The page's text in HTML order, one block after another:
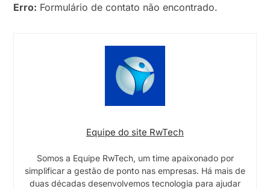
Erro: Formulário de contato não encontrado.
Equipe do site RwTech
Somos a Equipe RwTech, um time apaixonado por
simplificar a gestão de ponto nas empresas. Há mais de
duas décadas desenvolvemos tecnologia para ajudar